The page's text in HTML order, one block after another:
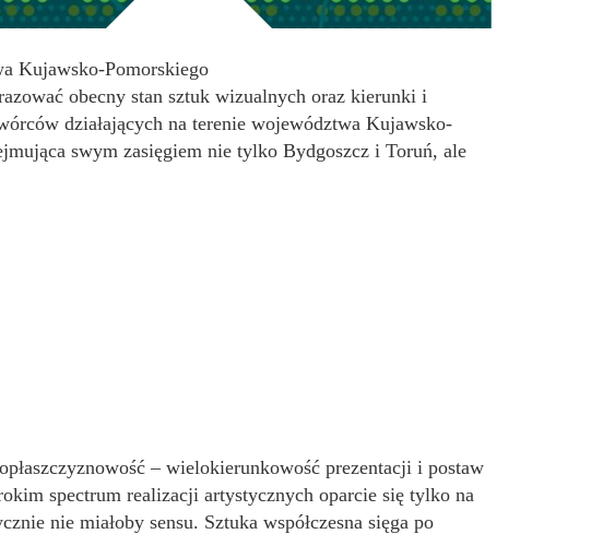
Kujawsko-Pomorskiego
obecny stan sztuk wizualnych oraz kierunki i
działających na terenie województwa Kujawsko-
swym zasięgiem nie tylko Bydgoszcz i Toruń, ale
– wielokierunkowość prezentacji i postaw
spectrum realizacji artystycznych oparcie się tylko na
nie miałoby sensu. Sztuka współczesna sięga po